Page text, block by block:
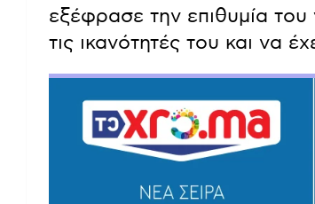
εξέφρασε την επιθυμία
τις ικανότητές του και να